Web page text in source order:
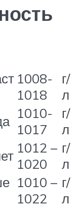
1008-
1018
г/
л
1010-
1017
г/
л
1012 –
1020
г/
л
1010 –
1022
г/
л